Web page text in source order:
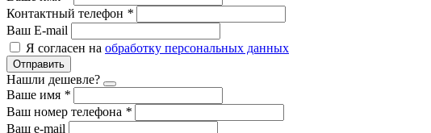
Контактный телефон *
Ваш E-mail
Я согласен на обработку персональных данных
Отправить
Нашли дешевле?
Ваше имя *
Ваш номер телефона *
Ваш e-mail